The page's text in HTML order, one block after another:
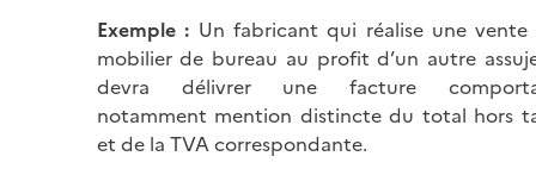
Exemple : Un fabricant qui réalise une vente
mobilier de bureau au profit d’un autre
devra délivrer une facture
notamment mention distincte du total hors
et de la TVA correspondante.